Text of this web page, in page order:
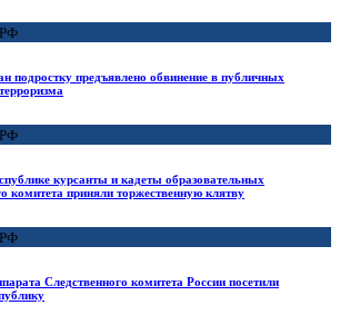
РФ
подростку предъявлено обвинение в публичных
РФ
курсанты и кадеты образовательных
комитета приняли торжественную клятву
РФ
Следственного комитета России посетили